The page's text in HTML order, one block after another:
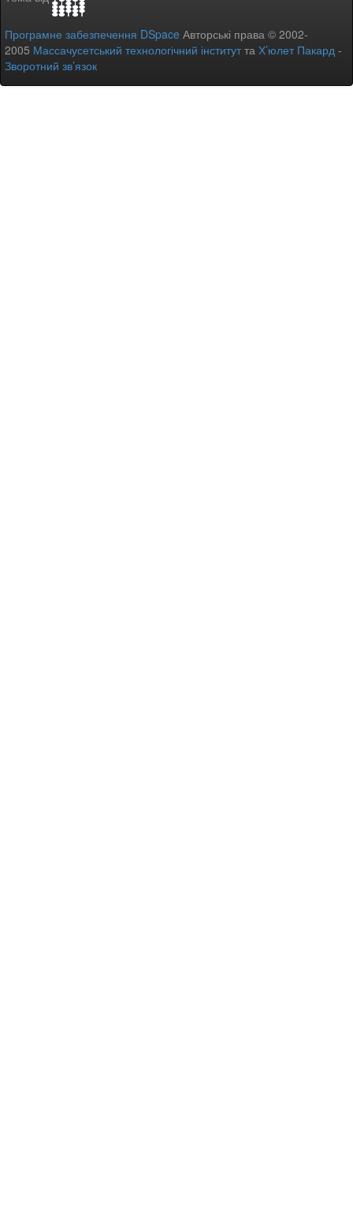
Програмне забезпечення DSpace Авторські права © 2002-
2005 Массачусетський технологічний інститутта Х’юлет Пакард -
Зворотний зв’язок